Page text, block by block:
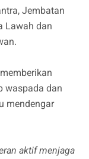
Jembatan
Lawah dan
waspada dan
mendengar
aktif menjaga